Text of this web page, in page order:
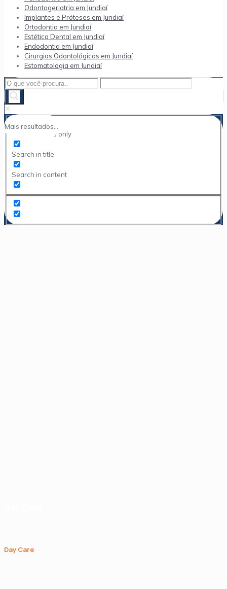
Odontogeriatria em Jundiaí
Implantes e Próteses em Jundiaí
Ortodontia em Jundiaí
Estética Dental em Jundiaí
Endodontia em Jundiaí
Cirurgias Odontológicas em Jundiaí
Estomatologia em Jundiaí
Mais resultados...
Exact matches only
Search in title
Search in content
Day Care